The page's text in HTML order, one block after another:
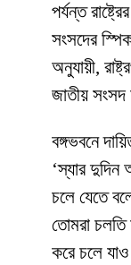
পর্যন্ত
সংসদের
অনুযায়ী,
জাতীয় সংসদ
বঙ্গভবনে
‘স্যার দুদিন
চলে যেতে
তোমরা চলতি
করে চলে